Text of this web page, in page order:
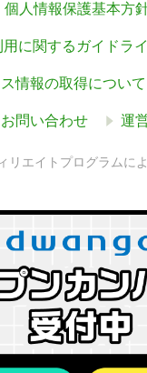
個人情報保護基本方
に関するガイドラ
情報の取得について
問い合わせ 運
リエイトプログラムに